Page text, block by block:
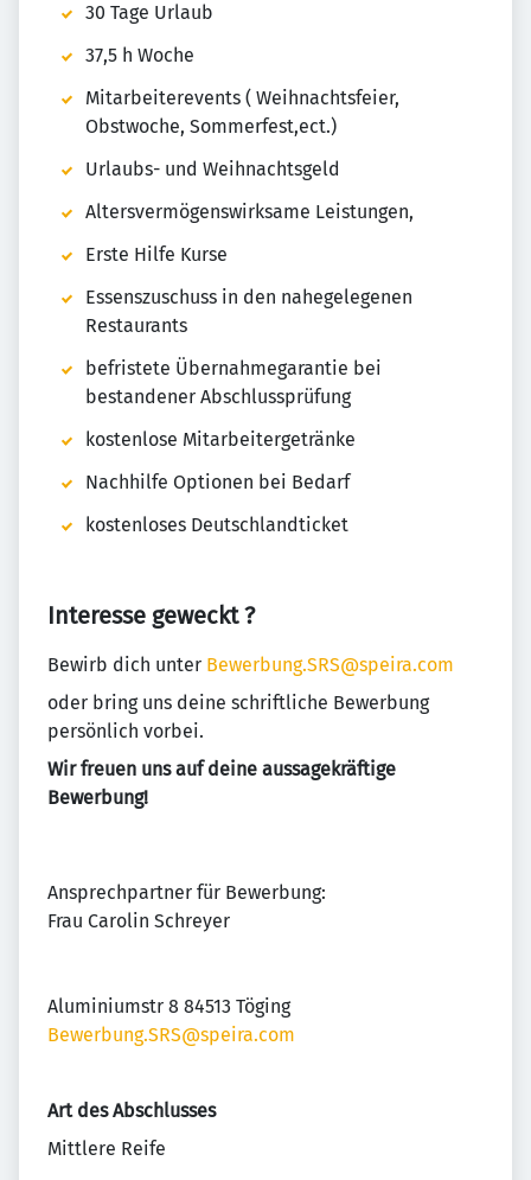
30 Tage Urlaub
37,5 h Woche
Mitarbeiterevents ( Weihnachtsfeier,
Obstwoche, Sommerfest,ect.)
Urlaubs- und Weihnachtsgeld
Altersvermögenswirksame Leistungen,
Erste Hilfe Kurse
Essenszuschuss in den nahegelegenen
Restaurants
befristete Übernahmegarantie bei
bestandener Abschlussprüfung
kostenlose Mitarbeitergetränke
Nachhilfe Optionen bei Bedarf
kostenloses Deutschlandticket
Interesse geweckt ?
Bewirb dich unter Bewerbung.SRS@speira.com
oder bring uns deine schriftliche Bewerbung
persönlich vorbei.
Wir freuen uns auf deine aussagekräftige
Bewerbung!
Ansprechpartner für Bewerbung:
Frau Carolin Schreyer
Aluminiumstr 8 84513 Töging
Bewerbung.SRS@speira.com
Art des Abschlusses
Mittlere Reife